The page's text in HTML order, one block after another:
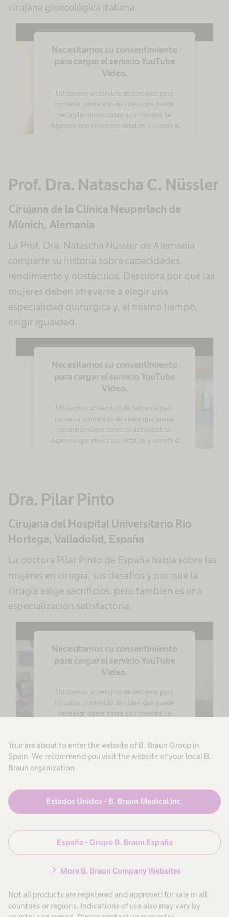
Your are about to enter the website of B. Braun Group in
Spain. We recommend you visit the website of your local B.
Braun organization.
Estados Unidos - B. Braun Medical Inc.
España - Grupo B. Braun España
chevron_right More B. Braun Company Websites
Not all products are registered and approved for sale in all
countries or regions. Indications of use also may vary by
Necesitamos su consentimiento
para cargar el servicio YouTube
Video.
Utilizamos un servicio de terceros para
incrustar contenido de vídeo que puede
recopilar datos sobre su actividad. Le
rogamos que revise los detalles y acepte el
servicio para ver este vídeo.
Aceptar
powered byUsercentrics Consent
Management Platform
cirujana ginecológica italiana.
Prof. Dra. Natascha C. Nüssler
Cirujana de la Clínica Neuperlach de
Múnich, Alemania
La Prof. Dra. Natascha Nüssler de Alemania
comparte su historia sobre capacidades,
rendimiento y obstáculos. Descubra por qué las
mujeres deben atreverse a elegir una
especialidad quirúrgica y, al mismo tiempo,
exigir igualdad.
Necesitamos su consentimiento
para cargar el servicio YouTube
Video.
Utilizamos un servicio de terceros para
incrustar contenido de vídeo que puede
recopilar datos sobre su actividad. Le
rogamos que revise los detalles y acepte el
servicio para ver este vídeo.
Aceptar
powered byUsercentrics Consent
Management Platform
Necesitamos su consentimiento
para cargar el servicio YouTube
Video.
Utilizamos un servicio de terceros para
incrustar contenido de vídeo que puede
recopilar datos sobre su actividad. Le
Más información
Aceptar
Dra. Pilar Pinto
Cirujana del Hospital Universitario Río
Hortega, Valladolid, España
La doctora Pilar Pinto de España habla sobre las
mujeres en cirugía, sus desafíos y por qué la
cirugía exige sacrificios, pero también es una
especialización satisfactoria.
Cirujanas mujeres: una historia
llena de trampas
cirugía incluso 3500 años antes de Cristo,[1]
tenían que hacerlo sin educación formal, sin
reconocimiento o en secreto.
Muchas historias
mujeres ser cirujanas y es bien sabido que las
mujeres incluso imitaban a los hombres para